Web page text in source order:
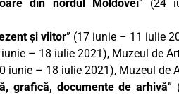
din nordul Moldovei” (24
și viitor” (17 iunie – 11 iulie
iunie – 18 iulie 2021), Muzeul de
iunie – 18 iulie 2021), Muzeul de
grafică, documente de arhivă”